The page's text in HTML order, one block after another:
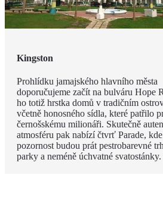
Kingston
Prohlídku jamajského hlavního města
doporučujeme začít na bulváru Hope
ho totiž hrstka domů v tradičním
včetně honosného sídla, které patřilo
černošskému milionáři. Skutečně
atmosféru pak nabízí čtvrť Parade,
pozornost budou prát pestrobarevné
parky a neméně úchvatné svatostánky.